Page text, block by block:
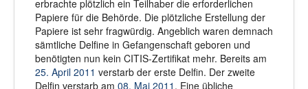
erbrachte plötzlich ein Teilhaber die erforderlichen
Papiere für die Behörde. Die plötzliche Erstellung der
Papiere ist sehr fragwürdig. Angeblich waren demnach
sämtliche Delfine in Gefangenschaft geboren und
benötigten nun kein CITIS-Zertifikat mehr. Bereits am
25. April 2011 verstarb der erste Delfin. Der zweite
Delfin verstarb am 08. Mai 2011 . Eine übliche